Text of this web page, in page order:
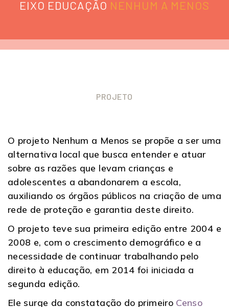
EIXO EDUCAÇÃO NENHUM A MENOS
PROJETO
O projeto Nenhum a Menos se propõe a ser uma
alternativa local que busca entender e atuar
sobre as razões que levam crianças e
adolescentes a abandonarem a escola,
auxiliando os órgãos públicos na criação de uma
rede de proteção e garantia deste direito.
O projeto teve sua primeira edição entre 2004 e
2008 e, com o crescimento demográfico e a
necessidade de continuar trabalhando pelo
direito à educação, em 2014 foi iniciada a
segunda edição.
Ele surge da constatação do primeiro Censo